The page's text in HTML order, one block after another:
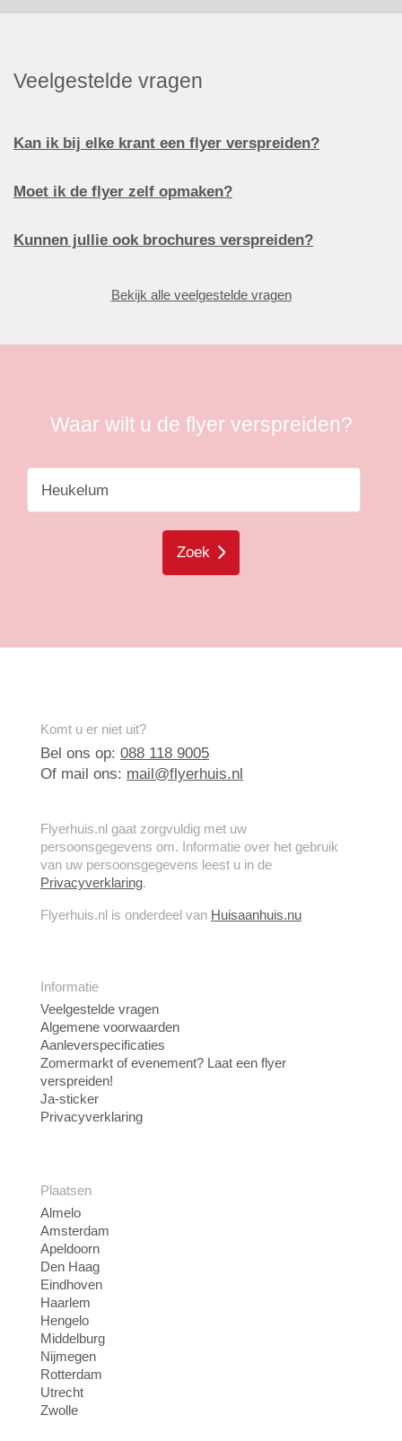
Veelgestelde vragen
Kan ik bij elke krant een flyer verspreiden?
Moet ik de flyer zelf opmaken?
Kunnen jullie ook brochures verspreiden?
Bekijk alle veelgestelde vragen
Waar wilt u de flyer verspreiden?
Zoek
Komt u er niet uit?
Bel ons op: 088 118 9005
Of mail ons: mail@flyerhuis.nl
Flyerhuis.nl gaat zorgvuldig met uw
persoonsgegevens om. Informatie over het gebruik
van uw persoonsgegevens leest u in de
Privacyverklaring.
Flyerhuis.nl is onderdeel van Huisaanhuis.nu
Informatie
Veelgestelde vragen
Algemene voorwaarden
Aanleverspecificaties
Zomermarkt of evenement? Laat een flyer
verspreiden!
Ja-sticker
Privacyverklaring
Plaatsen
Almelo
Amsterdam
Apeldoorn
Den Haag
Eindhoven
Haarlem
Hengelo
Middelburg
Nijmegen
Rotterdam
Utrecht
Zwolle